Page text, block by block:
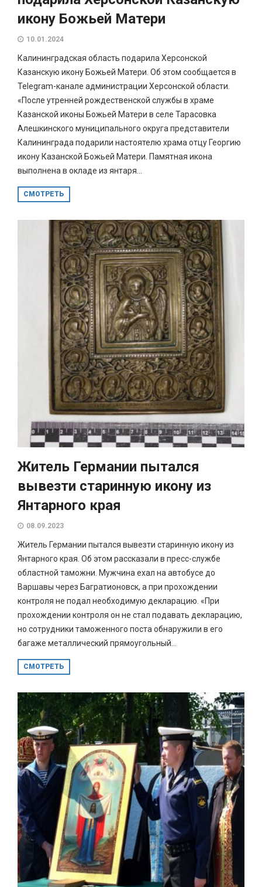
икону Божьей Матери
10.01.2024
Калининградская область подарила Херсонской
Казанскую икону Божьей Матери. Об этом сообщается в
Telegram-канале администрации Херсонской области.
«После утренней рождественской службы в храме
Казанской иконы Божьей Матери в селе Тарасовка
Алешкинского муниципального округа представители
Калининграда подарили настоятелю храма отцу Георгию
икону Казанской Божьей Матери. Памятная икона
выполнена в окладе из янтаря...
СМОТРЕТЬ
Житель Германии пытался
вывезти старинную икону из
Янтарного края
08.09.2023
Житель Германии пытался вывезти старинную икону из
Янтарного края. Об этом рассказали в пресс-службе
областной таможни. Мужчина ехал на автобусе до
Варшавы через Багратионовск, а при прохождении
контроля не подал необходимую декларацию. «При
прохождении контроля он не стал подавать декларацию,
но сотрудники таможенного поста обнаружили в его
багаже металлический прямоугольный...
СМОТРЕТЬ